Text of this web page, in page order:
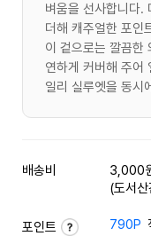
벼움을 선사합니다.
더해 캐주얼한 포인
이 겉으로는 깔끔한
연하게 커버해 주어
일리 실루엣을 동시
배송비
3,000
(도서
포인트 790P